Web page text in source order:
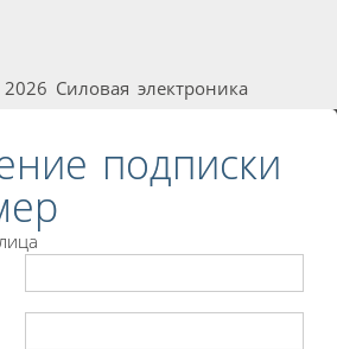
Силовая электроника
подписки